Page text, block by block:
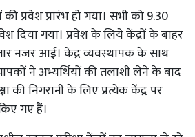
प्रवेश प्रारंभ हो गया। सभी को 9.30
दिया गया। प्रवेश के लिये केंद्रों के बाहर
नजर आई। केंद्र व्यवस्थापक के साथ
ने अभ्यर्थियों की तलाशी लेने के बाद
की निगरानी के लिए प्रत्येक केंद्र पर
गए हैं।